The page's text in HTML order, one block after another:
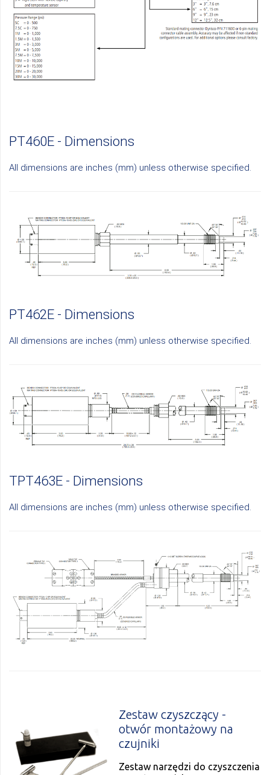
PT460E - Dimensions
All dimensions are inches (mm) unless otherwise specified.
PT462E - Dimensions
All dimensions are inches (mm) unless otherwise specified.
TPT463E - Dimensions
All dimensions are inches (mm) unless otherwise specified.
Zestaw czyszczący -
otwór montażowy na
czujniki
Zestaw narzędzi do czyszczenia